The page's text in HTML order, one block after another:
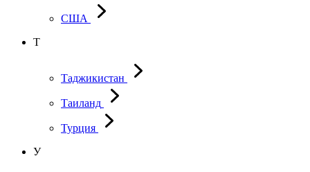
США
Т
Таджикистан
Таиланд
Турция
У